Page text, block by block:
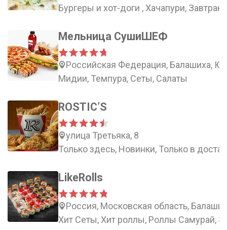
Бургеры и хот-доги , Хачапури,
Мельница СушиШЕФ
Российская Федерация, Балашиха,
Мидии, Темпура, Сеты, Салаты
ROSTIC’S
улица Третьяка, 8
Только здесь, Новинки, Только в
LikeRolls
Россия, Московская область,
Хит Сеты, Хит роллы, Роллы Самурай,